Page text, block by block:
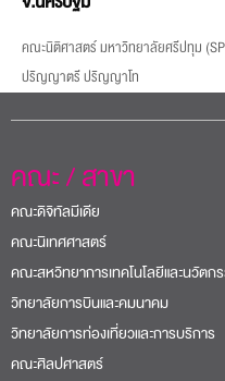
คณะนิติศาสตร์ มหาวิทยาลัยศรีปทุม
ปริญญาตรี ปริญญาโท
คณะ / สาขา
คณะดิจิทัลมีเดีย
คณะนิเทศศาสตร์
คณะสหวิทยาการเทคโนโลยีและนวัตก
วิทยาลัยการบินและคมนาคม
วิทยาลัยการท่องเที่ยวและการบริการ
คณะศิลปศาสตร์